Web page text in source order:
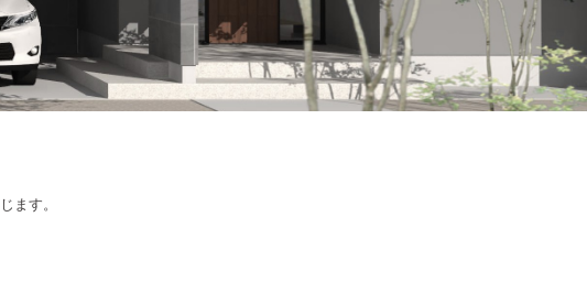
ます。